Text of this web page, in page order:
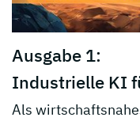
Ausgabe 1:
Industrielle KI
Als